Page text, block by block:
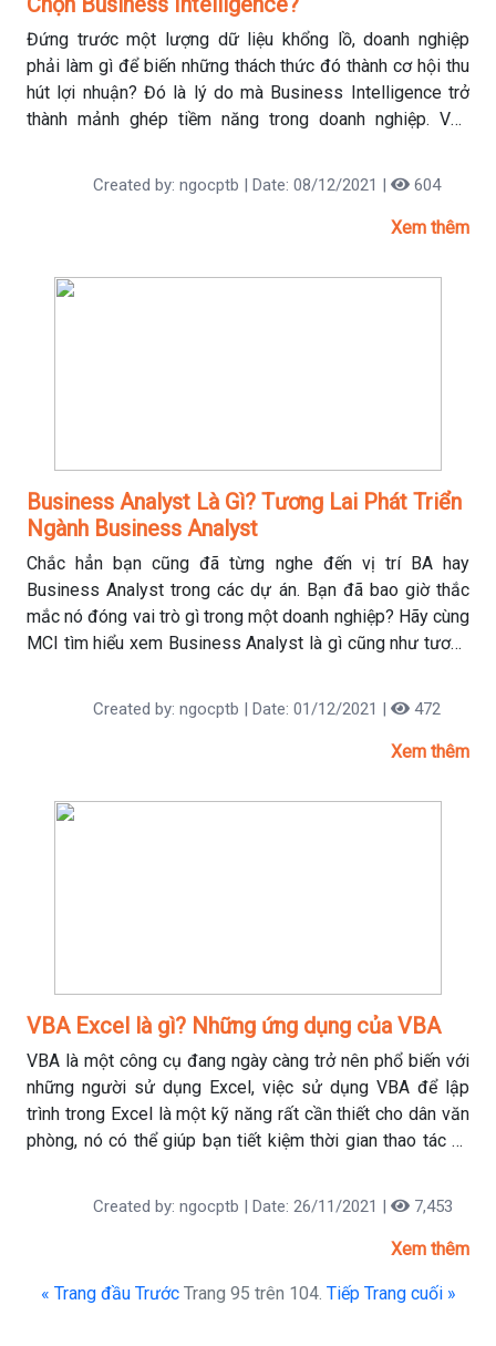
Đứng trước một lượng dữ liệu khổng lồ, doanh nghiệp
phải làm gì để biến những thách thức đó thành cơ hội thu
hút lợi nhuận? Đó là lý do mà Business Intelligence trở
thành mảnh ghép tiềm năng trong doanh nghiệp. Vậy
Intelligence? Hãy cùng MCI tìm hiểu chi tiết hơn qua bài
viết dưới đây nhé!
Created by: ngocptb | Date: 08/12/2021 | 604
Xem thêm
Business Analyst Là Gì? Tương Lai Phát Triển
Ngành Business Analyst
Chắc hẳn bạn cũng đã từng nghe đến vị trí BA hay
Business Analyst trong các dự án. Bạn đã bao giờ thắc
mắc nó đóng vai trò gì trong một doanh nghiệp? Hãy cùng
MCI tìm hiểu xem Business Analyst là gì cũng như tương
Created by: ngocptb | Date: 01/12/2021 | 472
Xem thêm
VBA Excel là gì? Những ứng dụng của VBA
VBA là một công cụ đang ngày càng trở nên phổ biến với
những người sử dụng Excel, việc sử dụng VBA để lập
trình trong Excel là một kỹ năng rất cần thiết cho dân văn
phòng, nó có thể giúp bạn tiết kiệm thời gian thao tác và
Ngày hôm nay, hãy cùng MCI tìm hiểu xem VBA Excel là gì
và khám phá những ứng dụng của VBA nhé!
Created by: ngocptb | Date: 26/11/2021 | 7,453
Xem thêm
« Trang đầu Trước Trang 95 trên 104. Tiếp Trang cuối »